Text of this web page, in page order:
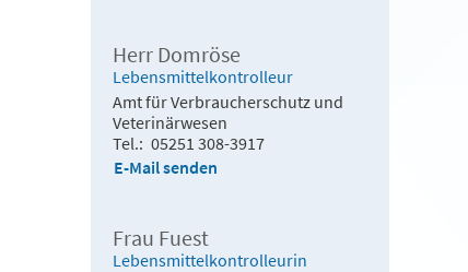
Herr Domröse
Lebensmittelkontrolleur
Amt für Verbraucherschutz und
Veterinärwesen
Tel. 05251 308-3917
E-Mail senden
Frau Fuest
Lebensmittelkontrolleurin